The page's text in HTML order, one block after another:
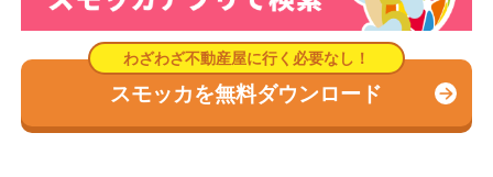
スモッカを無料ダウンロード